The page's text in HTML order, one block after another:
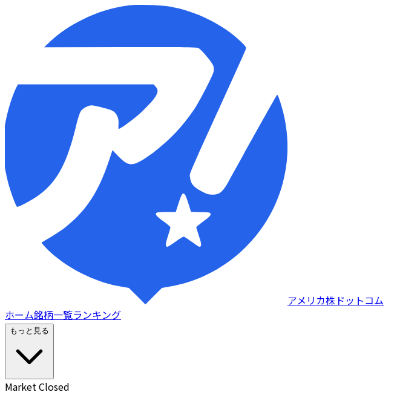
アメリカ株ドットコム
ホーム銘柄一覧ランキング
もっと見る
Market Closed